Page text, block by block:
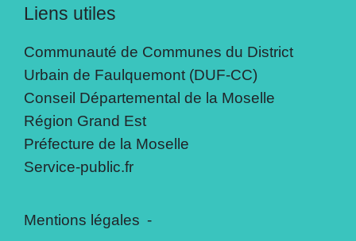
Liens utiles
Communauté de Communes du District
Urbain de Faulquemont (DUF-CC)
Conseil Départemental de la Moselle
Région Grand Est
Préfecture de la Moselle
Service-public.fr
Mentions légales -